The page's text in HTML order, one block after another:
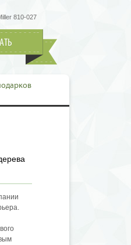
810-027